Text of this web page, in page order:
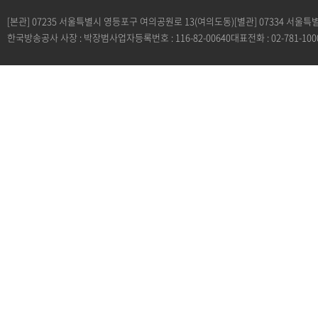
[본관] 07235 서울특별시 영등포구 여의공원로 13(여의도동)[별관] 07334 서울특
한국방송공사 사장 : 박장범사업자등록번호 : 116-82-00640대표전화 : 02-781-